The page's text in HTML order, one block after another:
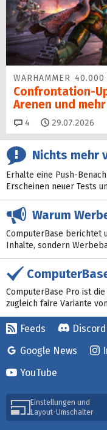
WARHAMMER
Confrontation-
Arenen und mehr
4 Kommentare
29.07.2026
Nichts mehr
Erhalte eine Push-
Erscheinen neuer Tests
Warum
ComputerBase berichtet
Inhalte, sondern
ComputerBase Pro ist
zugleich faire Variante
Feeds Discord
Google News
YouTube
Einstellungen und
Layout-Umschalter